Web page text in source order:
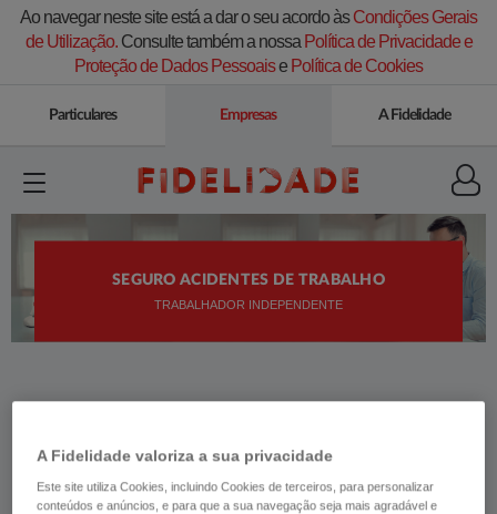
Ao navegar neste site está a dar o seu acordo àsCondições Gerais
de Utilização.Consulte também a nossa Política de Privacidade e
Proteção de Dados Pessoaise Política de Cookies
Particulares Empresas A Fidelidade
SEGURO ACIDENTES DE TRABALHO
TRABALHADOR INDEPENDENTE
A Fidelidade valoriza a sua privacidade
Este site utiliza Cookies, incluindo Cookies de terceiros, para personalizar
conteúdos e anúncios, e para que a sua navegação seja mais agradável e